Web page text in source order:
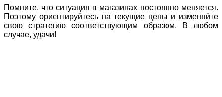
Помните, что ситуация в магазинах постоянно меняется.
Поэтому ориентируйтесь на текущие цены и изменяйте
свою стратегию соответствующим образом. В любом
случае, удачи!